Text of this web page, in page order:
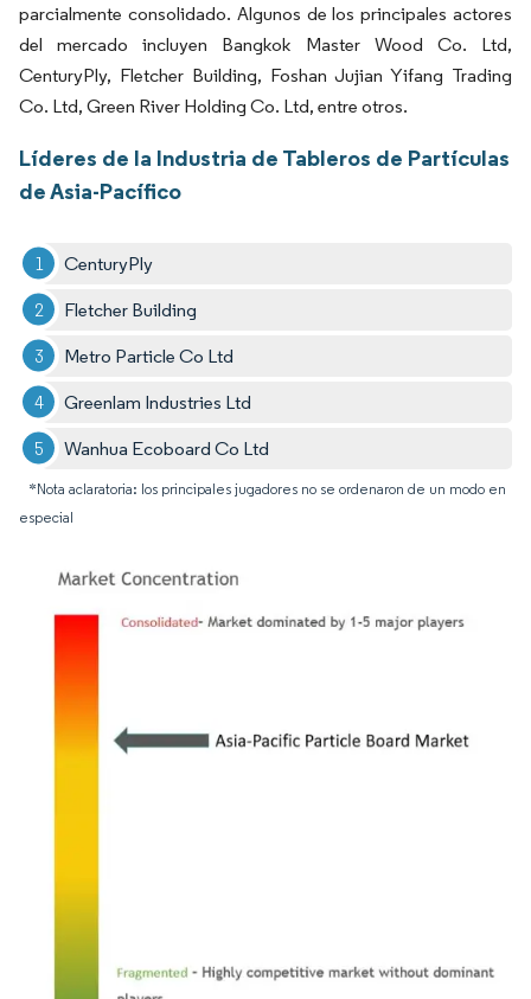
parcialmente consolidado. Algunos de los principales actores
del mercado incluyen Bangkok Master Wood Co. Ltd,
CenturyPly, Fletcher Building, Foshan Jujian Yifang Trading
Co. Ltd, Green River Holding Co. Ltd, entre otros.
Líderes de la Industria de Tableros de Partículas
de Asia-Pacífico
CenturyPly
Fletcher Building
Metro Particle Co Ltd
Greenlam Industries Ltd
Wanhua Ecoboard Co Ltd
*Nota aclaratoria: los principales jugadores no se ordenaron de un modo en
especial